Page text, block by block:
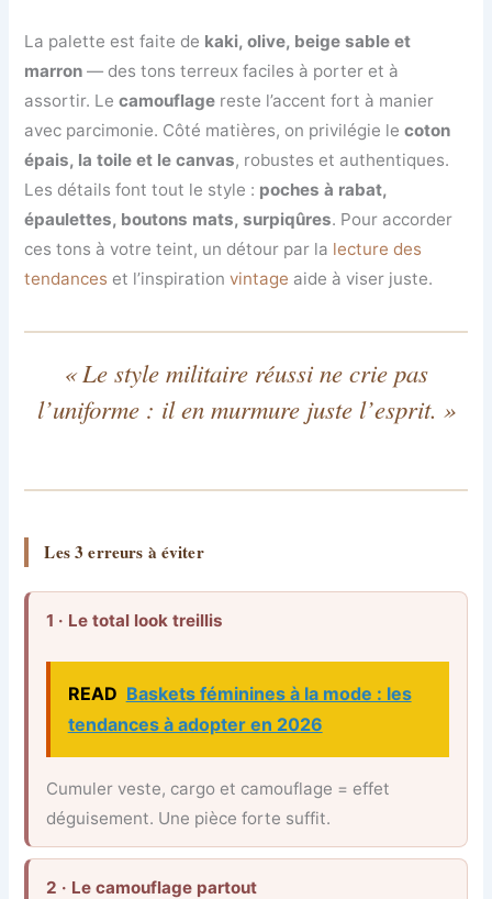
La palette est faite de kaki, olive, beige sable et
marron — des tons terreux faciles à porter et à
assortir. Lecamouflage reste l’accent fort à manier
avec parcimonie. Côté matières, on privilégie lecoton
épais, la toile et le canvas, robustes et authentiques.
Les détails font tout le style : poches à rabat,
épaulettes, boutons mats, surpiqûres. Pour accorder
ces tons à votre teint, un détour par la lecture des
tendances et l’inspirationvintage aide à viser juste.
« Le style militaire réussi ne crie pas
l’uniforme : il en murmure juste l’esprit. »
Les 3 erreurs à éviter
1 · Le total look treillis
READ Baskets féminines à la mode : les
tendances à adopter en 2026
Cumuler veste, cargo et camouflage = effet
déguisement. Une pièce forte suffit.
2 · Le camouflage partout